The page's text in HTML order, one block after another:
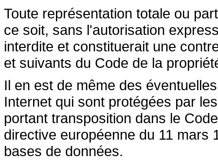
Toute représentation totale ou
ce soit, sans l'autorisation
interdite et constituerait une
et suivants du Code de la
Il en est de même des
Internet qui sont protégées par
portant transposition dans le
directive européenne du 11 mars
bases de données.